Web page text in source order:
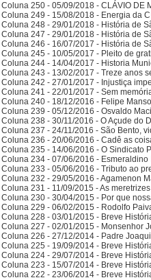
Coluna 250 - 05/09/2018 - CLÁVIO DE
Coluna 249 - 15/08/2018 - Energia da
Coluna 248 - 29/01/2018 - História de
Coluna 247 - 29/01/2018 - História de
Coluna 246 - 16/07/2017 - História de
Coluna 245 - 10/05/2017 - Pleito de
Coluna 244 - 14/04/2017 - Historia
Coluna 243 - 13/02/2017 - Treze anos
Coluna 242 - 27/01/2017 - Injustiça
Coluna 241 - 22/01/2017 - Sem
Coluna 240 - 18/12/2016 - Felipe
Coluna 239 - 05/12/2016 - Osvaldo
Coluna 238 - 30/11/2016 - O Açude do
Coluna 237 - 24/11/2016 - São Bento,
Coluna 236 - 20/06/2016 - Cadê as
Coluna 235 - 14/06/2016 - O Sindicato
Coluna 234 - 07/06/2016 -
Coluna 233 - 05/06/2016 - Tributo ao
Coluna 232 - 29/05/2016 - Agamenon
Coluna 231 - 11/09/2015 - As
Coluna 230 - 30/04/2015 - Por que
Coluna 229 - 06/02/2015 - Rodolfo
Coluna 228 - 03/01/2015 - Breve
Coluna 227 - 02/01/2015 - Monsenhor
Coluna 226 - 27/12/2014 - Padre
Coluna 225 - 19/09/2014 - Breve
Coluna 224 - 29/07/2014 - Breve
Coluna 223 - 15/07/2014 - Breve
Coluna 222 - 23/06/2014 - Breve